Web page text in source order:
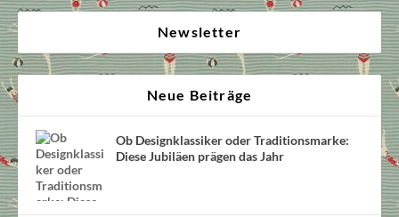
Newsletter
Neue Beiträge
Ob Designklassiker oder Traditionsmarke:
Diese Jubiläen prägen das Jahr